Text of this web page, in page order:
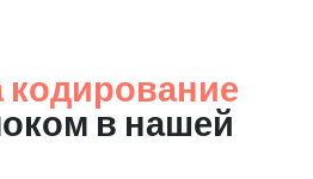
кодирование
в нашей